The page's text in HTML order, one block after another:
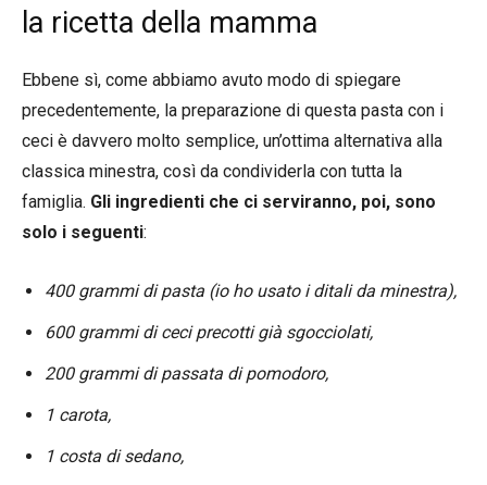
la ricetta della mamma
Ebbene sì, come abbiamo avuto modo di spiegare
precedentemente, la preparazione di questa pasta con i
ceci è davvero molto semplice, un’ottima alternativa alla
classica minestra, così da condividerla con tutta la
famiglia. Gli ingredienti che ci serviranno, poi, sono
solo i seguenti:
400 grammi di pasta (io ho usato i ditali da minestra),
600 grammi di ceci precotti già sgocciolati,
200 grammi di passata di pomodoro,
1 carota,
1 costa di sedano,